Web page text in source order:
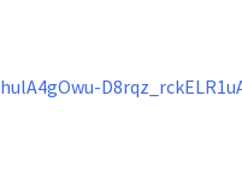
D8rqz_